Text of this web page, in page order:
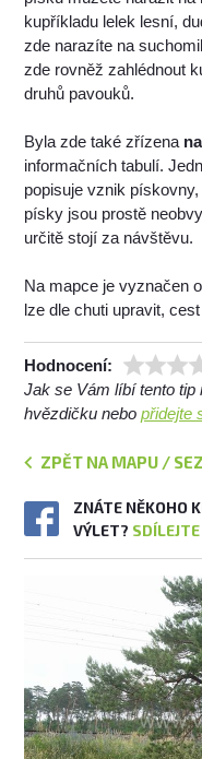
kupříkladu lelek lesní,
zde narazíte na
zde rovněž zahlédnout
druhů pavouků.
Byla zde také zřízena
informačních tabulí.
popisuje vznik
písky jsou prostě
určitě stojí za návštěvu.
Na mapce je vyznačen
lze dle chuti upravit,
Hodnocení:
Jak se Vám líbí tento tip
hvězdičku nebopřidejte
ZPĚT NA MAPU /
ZNÁTE NĚKOHO
VÝLET?